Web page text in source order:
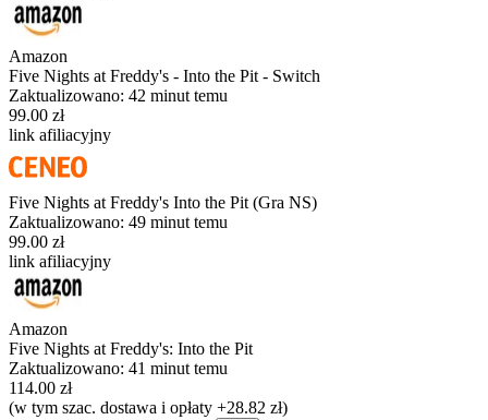
Amazon
Five Nights at Freddy's - Into the Pit - Switch
Zaktualizowano: 42 minut temu
99.00 zł
link afiliacyjny
Five Nights at Freddy's Into the Pit (Gra NS)
Zaktualizowano: 49 minut temu
99.00 zł
link afiliacyjny
Amazon
Five Nights at Freddy's: Into the Pit
Zaktualizowano: 41 minut temu
114.00 zł
(w tym szac. dostawa i opłaty +28.82 zł)